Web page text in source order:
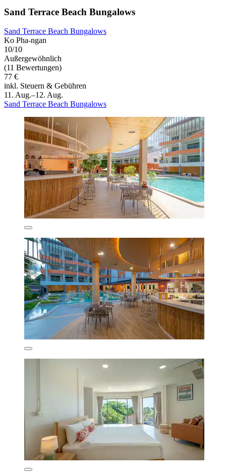
Sand Terrace Beach Bungalows
Sand Terrace Beach Bungalows
Ko Pha-ngan
10/10
Außergewöhnlich
(11 Bewertungen)
77 €
inkl. Steuern & Gebühren
11. Aug.–12. Aug.
Sand Terrace Beach Bungalows